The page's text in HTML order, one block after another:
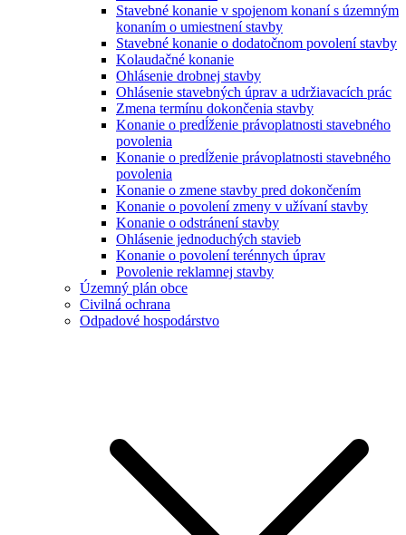
Stavebné konanie v spojenom konaní s územným
konaním o umiestnení stavby
Stavebné konanie o dodatočnom povolení stavby
Kolaudačné konanie
Ohlásenie drobnej stavby
Ohlásenie stavebných úprav a udržiavacích prác
Zmena termínu dokončenia stavby
Konanie o predĺženie právoplatnosti stavebného
povolenia
Konanie o predĺženie právoplatnosti stavebného
povolenia
Konanie o zmene stavby pred dokončením
Konanie o povolení zmeny v užívaní stavby
Konanie o odstránení stavby
Ohlásenie jednoduchých stavieb
Konanie o povolení terénnych úprav
Povolenie reklamnej stavby
Územný plán obce
Civilná ochrana
Odpadové hospodárstvo